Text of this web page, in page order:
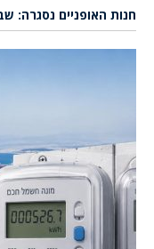
חנות האופניים נסגרה: